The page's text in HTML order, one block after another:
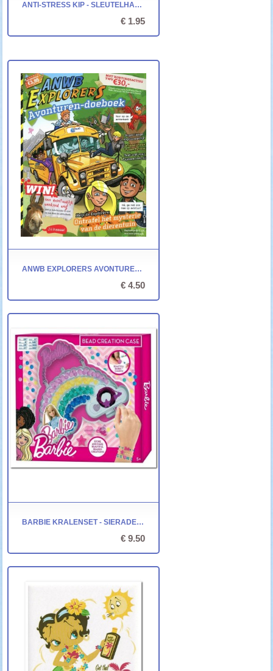
ANTI-STRESS KIP - SLEUTELHANGER
€ 1.95
ANWB EXPLORERS AVONTUREN-DOEBOEK
€ 4.50
BARBIE KRALENSET - SIERADEN MAKEN
€ 9.50